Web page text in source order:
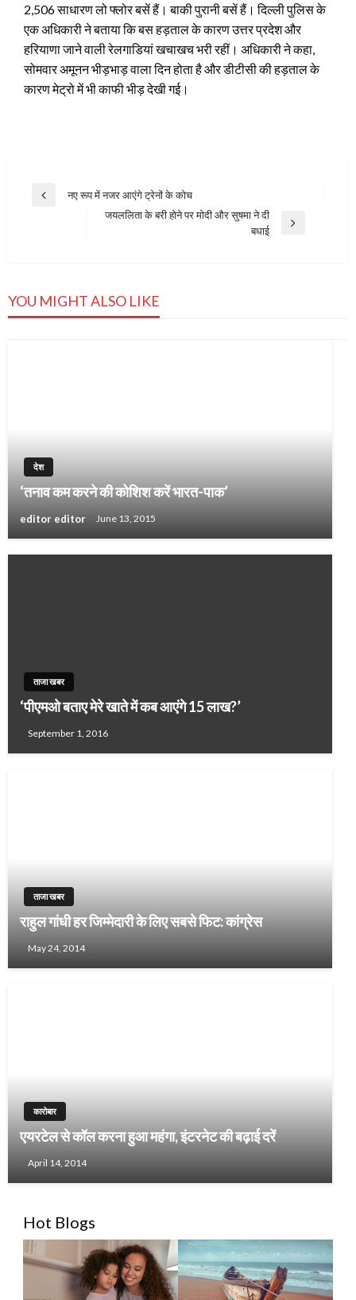
2,506 साधारण लो फ्लोर बसें हैं। बाकी पुरानी बसें हैं। दिल्ली पुलिस के
एक अधिकारी ने बताया कि बस हड़ताल के कारण उत्तर प्रदेश और
हरियाणा जाने वाली रेलगाडियां खचाखच भरी रहीं। अधिकारी ने कहा,
सोमवार अमूनन भीड़भाड़ वाला दिन होता है और डीटीसी की हड़ताल के
कारण मेट्रो में भी काफी भीड़ देखी गई।
Post
navigation
Previous
नए रूप में नजर आएंगे ट्रेनों के कोच
जयललिता के बरी होने पर मोदी और सुषमा ने दी
बधाई
YOU MIGHT ALSO LIKE
देश
‘तनाव कम करने की कोशिश करें भारत-पाक’
editor editor June 13, 2015
ताजा खबर
‘पीएमओ बताए मेरे खाते में कब आएंगे 15 लाख?’
September 1, 2016
ताजा खबर
राहुल गांधी हर जिम्मेदारी के लिए सबसे फिट: कांग्रेस
May 24, 2014
कारोबार
एयरटेल से कॉल करना हुआ महंगा, इंटरनेट की बढ़ाई दरें
April 14, 2014
Hot Blogs